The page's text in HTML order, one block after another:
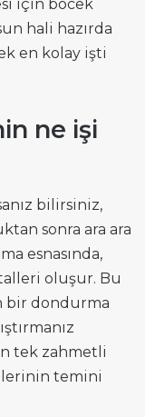
için böcek
hali hazırda
en kolay işti
ne işi
bilirsiniz,
sonra ara ara
esnasında,
oluşur. Bu
bir dondurma
tek zahmetli
temini